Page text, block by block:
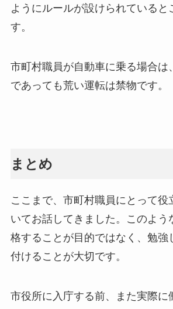
ようにルールが設けられていると
す。
市町村職員が自動車に乗る場合は
であっても荒い運転は禁物です。
まとめ
ここまで、市町村職員にとって役
いてお話してきました。このよう
格することが目的ではなく、勉強
付けることが大切です。
市役所に入庁する前、また実際に